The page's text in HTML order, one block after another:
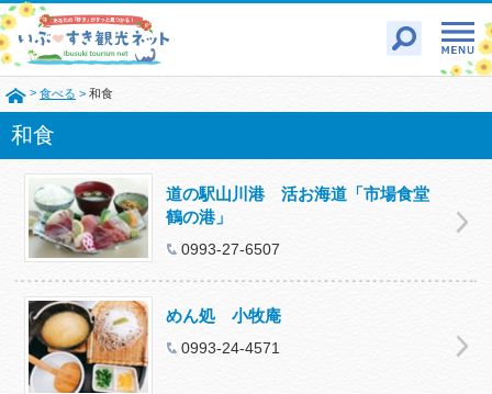
> 食べる > 和食
和食
道の駅山川港 活お海道「市場食堂
鶴の港」
0993-27-6507
めん処 小牧庵
0993‐24‐4571